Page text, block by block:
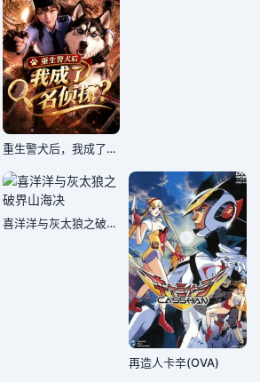
重生警犬后，我成了名侦探
喜洋洋与灰太狼之破界山海决
再造人卡辛(OVA)